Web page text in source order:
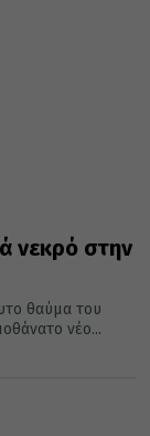
νεκρό στην
θαύμα του
νέο...